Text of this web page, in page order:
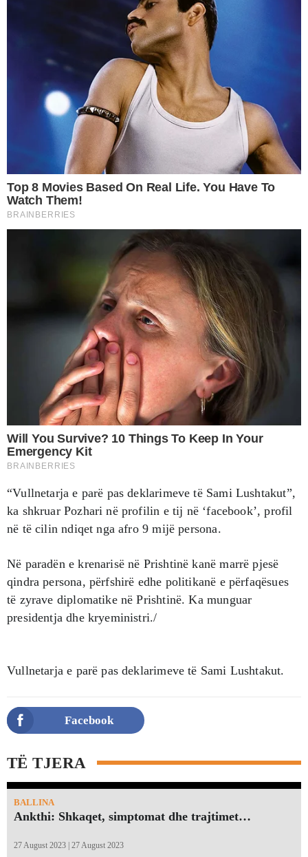
“Vullnetarja e parë pas deklarimeve të Sami Lushtakut”,
ka shkruar Pozhari në profilin e tij në ‘facebook’, profil
në të cilin ndiqet nga afro 9 mijë persona.
Në paradën e krenarisë në Prishtinë kanë marrë pjesë
qindra persona, përfshirë edhe politikanë e përfaqësues
të zyrave diplomatike në Prishtinë. Ka munguar
presidentja dhe kryeministri./
Vullnetarja e parë pas deklarimeve të Sami Lushtakut.
Facebook
TË TJERA
BALLINA
Ankthi: Shkaqet, simptomat dhe trajtimet…
27 August 2023 | 27 August 2023